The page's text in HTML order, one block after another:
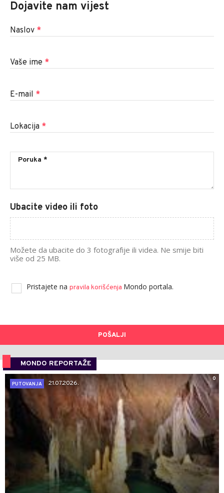
Dojavite nam vijest
Naslov *
Vaše ime *
E-mail *
Lokacija *
Ubacite video ili foto
Možete da ubacite do 3 fotografije ili videa. Ne smije biti
više od 25 MB.
Pristajete na pravila korišćenja Mondo portala.
POŠALJI
MONDO REPORTAŽE
0
PUTOVANJA
21.07.2026.